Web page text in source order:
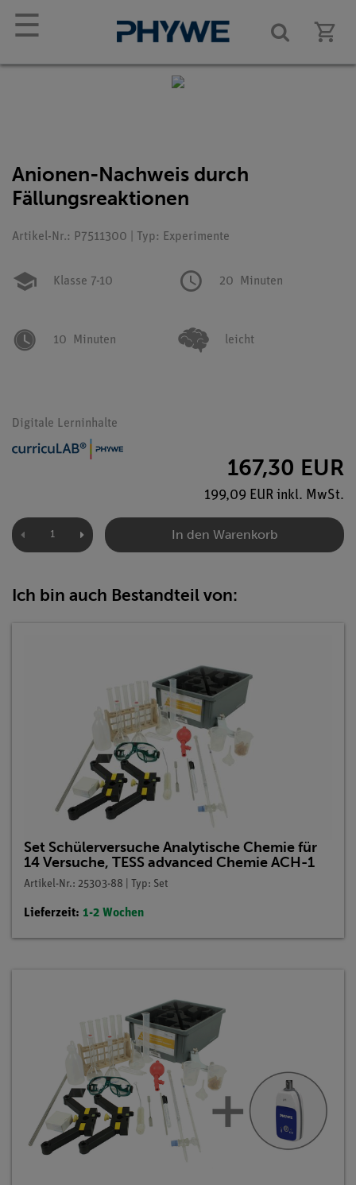
☰
Anionen-Nachweis durch
Fällungsreaktionen
Artikel-Nr.: P7511300 | Typ: Experimente
Klasse 7-10 20 Minuten
10 Minuten leicht
Digitale Lerninhalte
167,30 EUR
199,09 EUR inkl. MwSt.
In den Warenkorb
Ich bin auch Bestandteil von:
Set Schülerversuche Analytische Chemie für
14 Versuche, TESS advanced Chemie ACH-1
Artikel-Nr.: 25303-88 | Typ: Set
Lieferzeit: 1-2 Wochen